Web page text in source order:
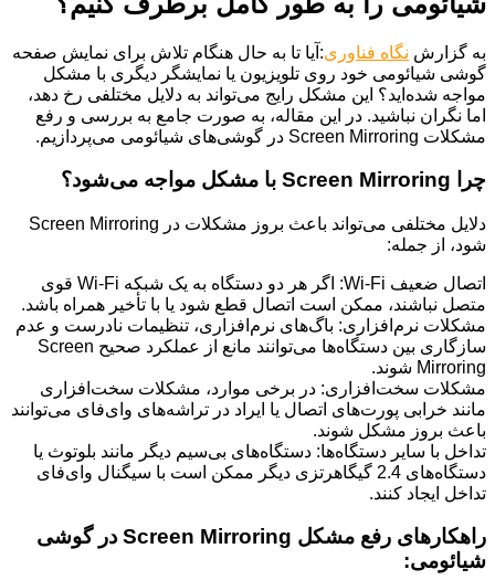
به گزارش نگاه فناوری:آیا تا به حال هنگام تلاش برای نمایش صفحه
گوشی شیائومی خود روی تلویزیون یا نمایشگر دیگری با مشکل
مواجه شده‌اید؟ این مشکل رایج می‌تواند به دلایل مختلفی رخ دهد،
اما نگران نباشید. در این مقاله، به صورت جامع به بررسی و رفع
مشکلات Screen Mirroring در گوشی‌های شیائومی می‌پردازیم.
چرا Screen Mirroring با مشکل مواجه می‌شود؟
دلایل مختلفی می‌تواند باعث بروز مشکلات در Screen Mirroring
شود، از جمله:
اتصال ضعیف Wi-Fi: اگر هر دو دستگاه به یک شبکه Wi-Fi قوی
متصل نباشند، ممکن است اتصال قطع شود یا با تأخیر همراه باشد.
مشکلات نرم‌افزاری: باگ‌های نرم‌افزاری، تنظیمات نادرست و عدم
سازگاری بین دستگاه‌ها می‌توانند مانع از عملکرد صحیح Screen
Mirroring شوند.
مشکلات سخت‌افزاری: در برخی موارد، مشکلات سخت‌افزاری
مانند خرابی پورت‌های اتصال یا ایراد در تراشه‌های وای‌فای می‌توانند
باعث بروز مشکل شوند.
تداخل با سایر دستگاه‌ها: دستگاه‌های بی‌سیم دیگر مانند بلوتوث یا
دستگاه‌های 2.4 گیگاهرتزی دیگر ممکن است با سیگنال وای‌فای
تداخل ایجاد کنند.
راهکارهای رفع مشکل Screen Mirroring در گوشی
شیائومی: